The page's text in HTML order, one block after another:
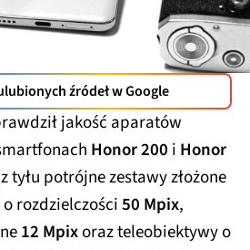
źródeł w Google
jakość aparatów
Honor 200 i Honor
tyłu potrójne zestawy złożone
rozdzielczości50 Mpix,
12 Mpixoraz teleobiektywy o